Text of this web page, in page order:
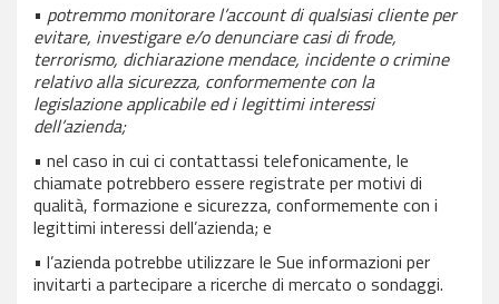
• potremmo monitorare l’account di qualsiasi cliente per
evitare, investigare e/o denunciare casi di frode,
terrorismo, dichiarazione mendace, incidente o crimine
relativo alla sicurezza, conformemente con la
legislazione applicabile ed i legittimi interessi
dell’azienda;
• nel caso in cui ci contattassi telefonicamente, le
chiamate potrebbero essere registrate per motivi di
qualità, formazione e sicurezza, conformemente con i
legittimi interessi dell’azienda; e
• l’azienda potrebbe utilizzare le Sue informazioni per
invitarti a partecipare a ricerche di mercato o sondaggi.